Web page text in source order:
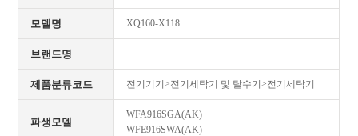
모델명 XQ160-X118
브랜드명
제품분류코드 전기기기>전기세탁기 및 탈수기>전기세탁기
파생모델
WFA916SGA(AK)
WFE916SWA(AK)